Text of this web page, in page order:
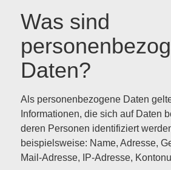
Was sind
Daten?
Als personenbezogene Daten
Informationen, die sich auf Daten
deren Personen identifiziert
beispielsweise: Name, Adresse,
Mail-Adresse, IP-Adresse,